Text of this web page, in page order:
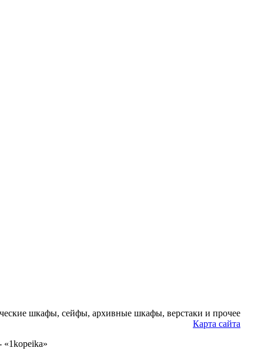
шкафы, сейфы, архивные шкафы, верстаки и прочее
Карта сайта
«1kopeika»